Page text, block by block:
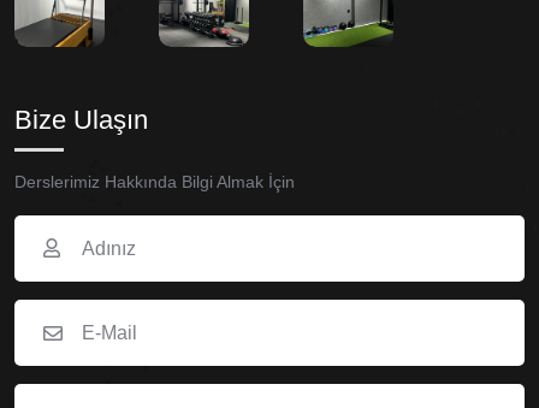
Bize Ulaşın
Derslerimiz Hakkında Bilgi Almak İçin